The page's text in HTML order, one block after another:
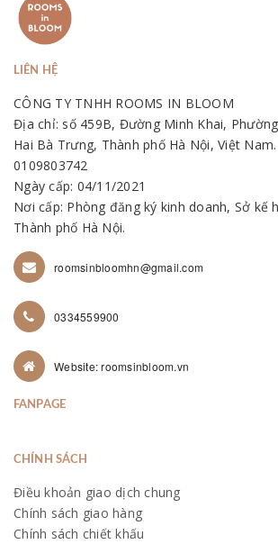
LIÊN HỆ
CÔNG TY TNHH ROOMS IN BLOOM
Địa chỉ: số 459B, Đường Minh Khai,
Hai Bà Trưng, Thành phố Hà Nội, Việt
0109803742
Ngày cấp: 04/11/2021
Nơi cấp: Phòng đăng ký kinh doanh, Sở kế
Thành phố Hà Nội.
roomsinbloomhn@gmail.com
0334559900
Website: roomsinbloom.vn
FANPAGE
CHÍNH SÁCH
Điều khoản giao dịch chung
Chính sách giao hàng
Chính sách chiết khấu